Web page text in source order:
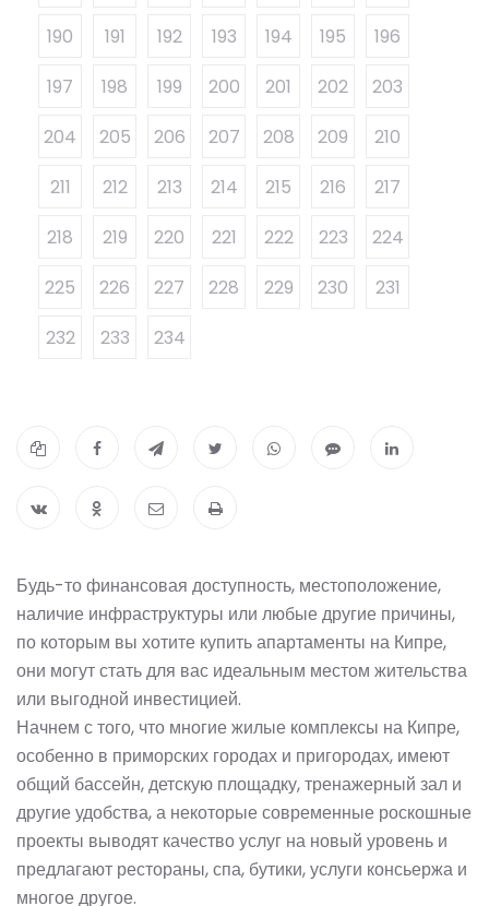
190
191 192 193 194 195
196
197
198 199 200 201 202
203
204
205 206 207 208 209
210
211
212 213 214 215 216
217
218
219 220 221 222 223
224
225
226 227 228 229 230
231
232
233 234
Будь-то финансовая доступность, местоположение,
наличие инфраструктуры или любые другие причины,
по которым вы хотите купить апартаменты на Кипре,
они могут стать для вас идеальным местом жительства
или выгодной инвестицией.
Начнем с того, что многие жилые комплексы на Кипре,
особенно в приморских городах и пригородах, имеют
общий бассейн, детскую площадку, тренажерный зал и
другие удобства, а некоторые современные роскошные
проекты выводят качество услуг на новый уровень и
предлагают рестораны, спа, бутики, услуги консьержа и
многое другое.